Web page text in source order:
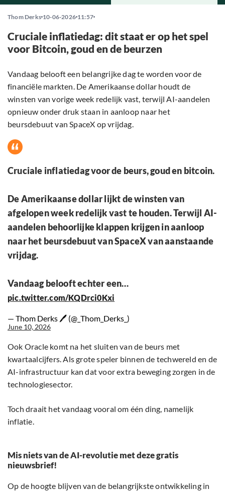
Thom Derks 10-06-2026 11:57
Cruciale inflatiedag: dit staat er op het spel
voor Bitcoin, goud en de beurzen
Vandaag belooft een belangrijke dag te worden voor de
financiële markten. De Amerikaanse dollar houdt de
winsten van vorige week redelijk vast, terwijl AI-aandelen
opnieuw onder druk staan in aanloop naar het
beursdebuut van SpaceX op vrijdag.
Cruciale inflatiedag voor de beurs, goud en bitcoin.
De Amerikaanse dollar lijkt de winsten van
afgelopen week redelijk vast te houden. Terwijl AI-
aandelen behoorlijke klappen krijgen in aanloop
naar het beursdebuut van SpaceX van aanstaande
vrijdag.
Vandaag belooft echter een…
pic.twitter.com/KQDrci0Kxi
— Thom Derks 🖊 (@_Thom_Derks_)
June 10, 2026
Ook Oracle komt na het sluiten van de beurs met
kwartaalcijfers. Als grote speler binnen de techwereld en de
AI-infrastructuur kan dat voor extra beweging zorgen in de
technologiesector.
Toch draait het vandaag vooral om één ding, namelijk
inflatie.
Mis niets van de AI-revolutie met deze gratis
nieuwsbrief!
Op de hoogte blijven van de belangrijkste ontwikkeling in